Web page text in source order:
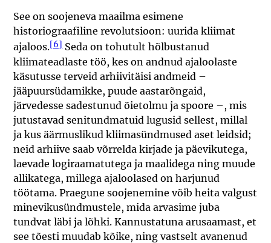
See on soojeneva maailma esimene
historiograafiline revolutsioon: uurida kliimat
ajaloos.[6]Seda on tohutult hõlbustanud
kliimateadlaste töö, kes on andnud ajaloolaste
käsutusse terveid arhiivitäisi andmeid –
jääpuursüdamikke, puude aastarõngaid,
järvedesse sadestunud õietolmu ja spoore –, mis
jutustavad senitundmatuid lugusid sellest, millal
ja kus äärmuslikud kliimasündmused aset leidsid;
neid arhiive saab võrrelda kirjade ja päevikutega,
laevade logiraamatutega ja maalidega ning muude
allikatega, millega ajaloolased on harjunud
töötama. Praegune soojenemine võib heita valgust
minevikusündmustele, mida arvasime juba
tundvat läbi ja lõhki. Kannustatuna arusaamast, et
see tõesti muudab kõike, ning vastselt avanenud